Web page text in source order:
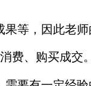
等，因此老师
费、购买成交。